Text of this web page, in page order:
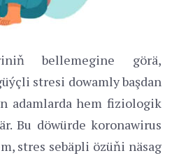
bellemegine görä,
stresi dowamly başdan
adamlarda hem fiziologik
Bu döwürde koronawirus
stres sebäpli özüňi näsag